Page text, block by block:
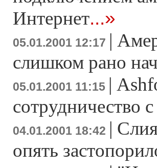
Интернет...»
05.01.2001 12:17 |
слишком рано
05.01.2001 11:15 |
сотрудничество
04.01.2001 18:42 |
опять